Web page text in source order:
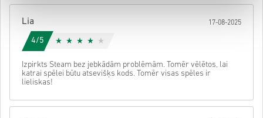
Pēc tam saņemsi e-pastu ar drošu saiti, lai piekļūtu savam kodam.
Lia 17-08-2025
4/5
Izpirkts Steam bez jebkādām problēmām. Tomēr vēlētos, lai
katrai spēlei būtu atsevišķs kods. Tomēr visas spēles ir
lieliskas!